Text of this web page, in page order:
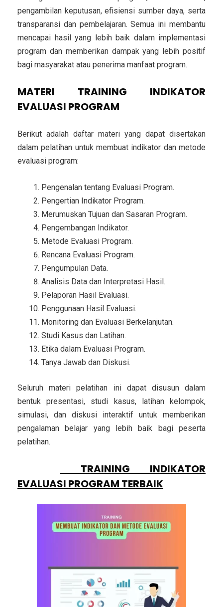
pengambilan keputusan, efisiensi sumber daya, serta
transparansi dan pembelajaran. Semua ini membantu
mencapai hasil yang lebih baik dalam implementasi
program dan memberikan dampak yang lebih positif
bagi masyarakat atau penerima manfaat program.
MATERI TRAINING INDIKATOR
EVALUASI PROGRAM
Berikut adalah daftar materi yang dapat disertakan
dalam pelatihan untuk membuat indikator dan metode
evaluasi program:
Pengenalan tentang Evaluasi Program.
Pengertian Indikator Program.
Merumuskan Tujuan dan Sasaran Program.
Pengembangan Indikator.
Metode Evaluasi Program.
Rencana Evaluasi Program.
Pengumpulan Data.
Analisis Data dan Interpretasi Hasil.
Pelaporan Hasil Evaluasi.
Penggunaan Hasil Evaluasi.
Monitoring dan Evaluasi Berkelanjutan.
Studi Kasus dan Latihan.
Etika dalam Evaluasi Program.
Tanya Jawab dan Diskusi.
Seluruh materi pelatihan ini dapat disusun dalam
bentuk presentasi, studi kasus, latihan kelompok,
simulasi, dan diskusi interaktif untuk memberikan
pengalaman belajar yang lebih baik bagi peserta
pelatihan.
TRAINING INDIKATOR
EVALUASI PROGRAM TERBAIK